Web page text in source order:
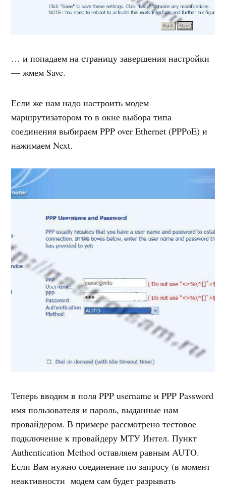
… и попадаем на страницу завершения настройки
— жмем Save.
Если же нам надо настроить модем
маршрутизатором то в окне выбора типа
соединения выбираем PPP over Ethernet (PPPoE) и
нажимаем Next.
Теперь вводим в поля PPP username и PPP Password
имя пользователя и пароль, выданные нам
провайдером. В примере рассмотрено тестовое
подключение к провайдеру МТУ Интел. Пункт
Authentication Method оставляем равным AUTO.
Если Вам нужно соединение по запросу (в момент
неактивности модем сам будет разрывать